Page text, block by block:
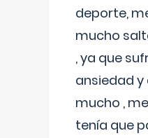
deporte,
mucho
, ya que
ansiedad
mucho ,
tenía que